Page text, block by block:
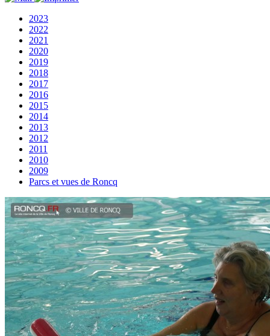
2023
2022
2021
2020
2019
2018
2017
2016
2015
2014
2013
2012
2011
2010
2009
Parcs et vues de Roncq